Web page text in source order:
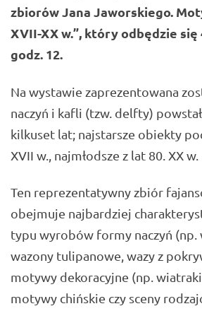
zbiorów Jana Jaworskiego.
XVII-XX w.”, który odbędzie się
godz. 12.
Na wystawie zaprezentowana
naczyń i kafli (tzw. delfty)
kilkuset lat; najstarsze obiekty
XVII w., najmłodsze z lat 80. XX w.
Ten reprezentatywny zbiór
obejmuje najbardziej
typu wyrobów formy naczyń (np.
wazony tulipanowe, wazy z
motywy dekoracyjne (np.
motywy chińskie czy sceny